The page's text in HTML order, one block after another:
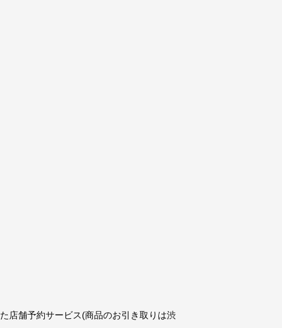
店舗予約サービス(商品のお引き取りは渋